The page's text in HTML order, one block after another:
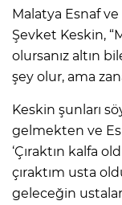
Malatya Esnaf ve
Şevket Keskin,
olursanız altın
şey olur, ama
Keskin şunları
gelmekten ve
‘Çıraktın kalfa
çıraktım usta
geleceğin